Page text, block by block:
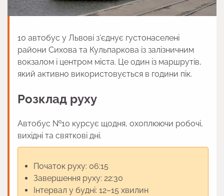
10 автобус у Львові з’єднує густонаселені
райони Сихова та Кульпаркова із залізничним
вокзалом і центром міста. Це один із маршрутів,
який активно використовується в години пік.
Розклад руху
Автобус №10 курсує щодня, охоплюючи робочі,
вихідні та святкові дні.
Початок руху: 06:15
Завершення руху: 22:30
Інтервал у будні: 12–15 хвилин